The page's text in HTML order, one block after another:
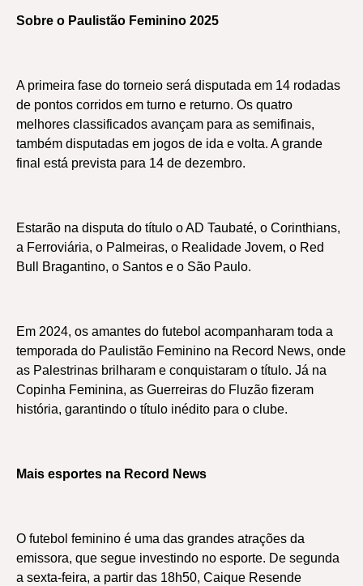
Sobre o Paulistão Feminino 2025
A primeira fase do torneio será disputada em 14 rodadas
de pontos corridos em turno e returno. Os quatro
melhores classificados avançam para as semifinais,
também disputadas em jogos de ida e volta. A grande
final está prevista para 14 de dezembro.
Estarão na disputa do título o AD Taubaté, o Corinthians,
a Ferroviária, o Palmeiras, o Realidade Jovem, o Red
Bull Bragantino, o Santos e o São Paulo.
Em 2024, os amantes do futebol acompanharam toda a
temporada do Paulistão Feminino na Record News, onde
as Palestrinas brilharam e conquistaram o título. Já na
Copinha Feminina, as Guerreiras do Fluzão fizeram
história, garantindo o título inédito para o clube.
Mais esportes na Record News
O futebol feminino é uma das grandes atrações da
emissora, que segue investindo no esporte. De segunda
a sexta-feira, a partir das 18h50, Caique Resende